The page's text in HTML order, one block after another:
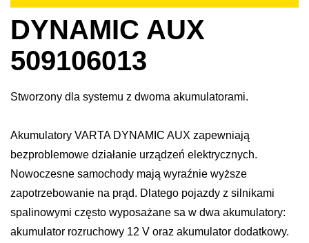
DYNAMIC AUX
509106013
Stworzony dla systemu z dwoma akumulatorami.
Akumulatory VARTA DYNAMIC AUX zapewniają
bezproblemowe działanie urządzeń elektrycznych.
Nowoczesne samochody mają wyraźnie wyższe
zapotrzebowanie na prąd. Dlatego pojazdy z silnikami
spalinowymi często wyposażane sa w dwa akumulatory:
akumulator rozruchowy 12 V oraz akumulator dodatkowy.